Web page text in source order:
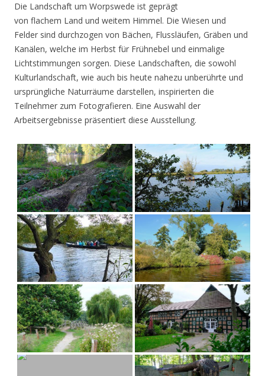
Die Landschaft um Worpswede ist geprägt
von flachem Land und weitem Himmel. Die Wiesen und
Felder sind durchzogen von Bächen, Flussläufen, Gräben und
Kanälen, welche im Herbst für Frühnebel und einmalige
Lichtstimmungen sorgen. Diese Landschaften, die sowohl
Kulturlandschaft, wie auch bis heute nahezu unberührte und
ursprüngliche Naturräume darstellen, inspirierten die
Teilnehmer zum Fotografieren. Eine Auswahl der
Arbeitsergebnisse präsentiert diese Ausstellung.